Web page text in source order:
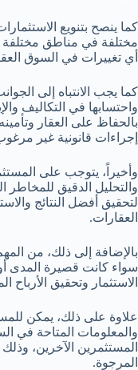
كما ينصح بتنويع
مختلفة في مناطق
أي تغييرات في السوق
كما يجب الانتباه إلى
واحتسابها في التكاليف
بالحفاظ على العقار
إجراءات قانونية غير
وأخيراً، يتوجب على
والتحليل الدقيق للمخاطر
لتحقيق أفضل النتائج
العقارات.
بالإضافة إلى ذلك، من
سواء كانت قصيرة المدى
الاستثمار وتحقيق الأرباح
علاوة على ذلك، يمكن
والمعلومات المتاحة في
المستثمرين الآخرين، وذلك
المرجوة.